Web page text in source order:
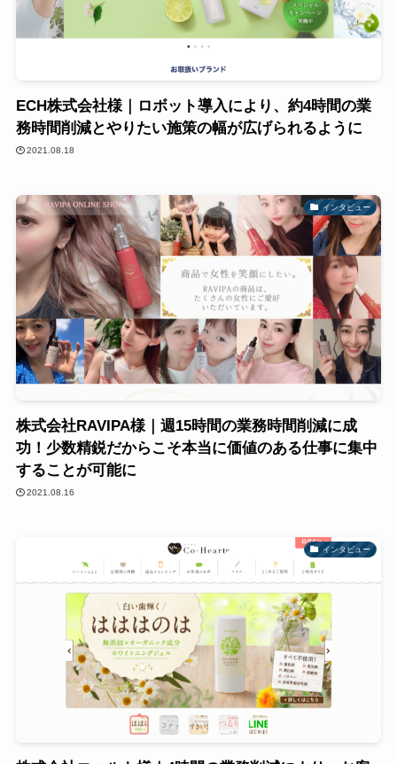
ECH株式会社様｜ロボット導入により、約4時間の業
務時間削減とやりたい施策の幅が広げられるように
2021.08.18
インタビュー
株式会社RAVIPA様｜週15時間の業務時間削減に成
功！少数精鋭だからこそ本当に価値のある仕事に集中
することが可能に
2021.08.16
インタビュー